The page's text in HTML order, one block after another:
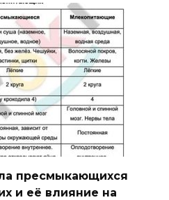
пресмыкающихся
и её влияние на